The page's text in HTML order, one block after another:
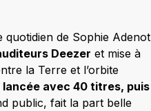
quotidien de Sophie Adenot
Deezer et mise à
la Terre et l’orbite
lancée avec 40 titres, puis
public, fait la part belle